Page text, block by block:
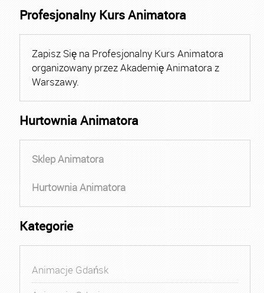
Profesjonalny Kurs Animatora
Zapisz Się na Profesjonalny Kurs Animatora
organizowany przez Akademię Animatora z
Warszawy.
Hurtownia Animatora
Sklep Animatora
Hurtownia Animatora
Kategorie
Animacje Gdańsk